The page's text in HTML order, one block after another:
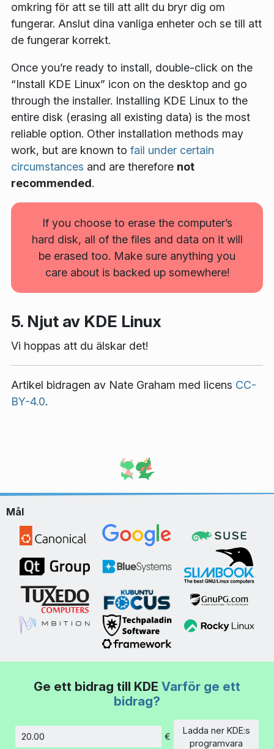
omkring för att se till att allt du bryr dig om
fungerar. Anslut dina vanliga enheter och se till att
de fungerar korrekt.
Once you’re ready to install, double-click on the
“Install KDE Linux” icon on the desktop and go
through the installer. Installing KDE Linux to the
entire disk (erasing all existing data) is the most
reliable option. Other installation methods may
work, but are known to fail under certain
circumstances and are therefore not
recommended.
If you choose to erase the computer’s
hard disk, all of the files and data on it will
be erased too. Make sure anything you
care about is backed up somewhere!
5. Njut av KDE Linux
Vi hoppas att du älskar det!
Artikel bidragen av Nate Graham med licens CC-
BY-4.0.
Mål
Ge ett bidrag till KDE Varför ge ett
bidrag?
€
Ladda ner KDE:s
programvara